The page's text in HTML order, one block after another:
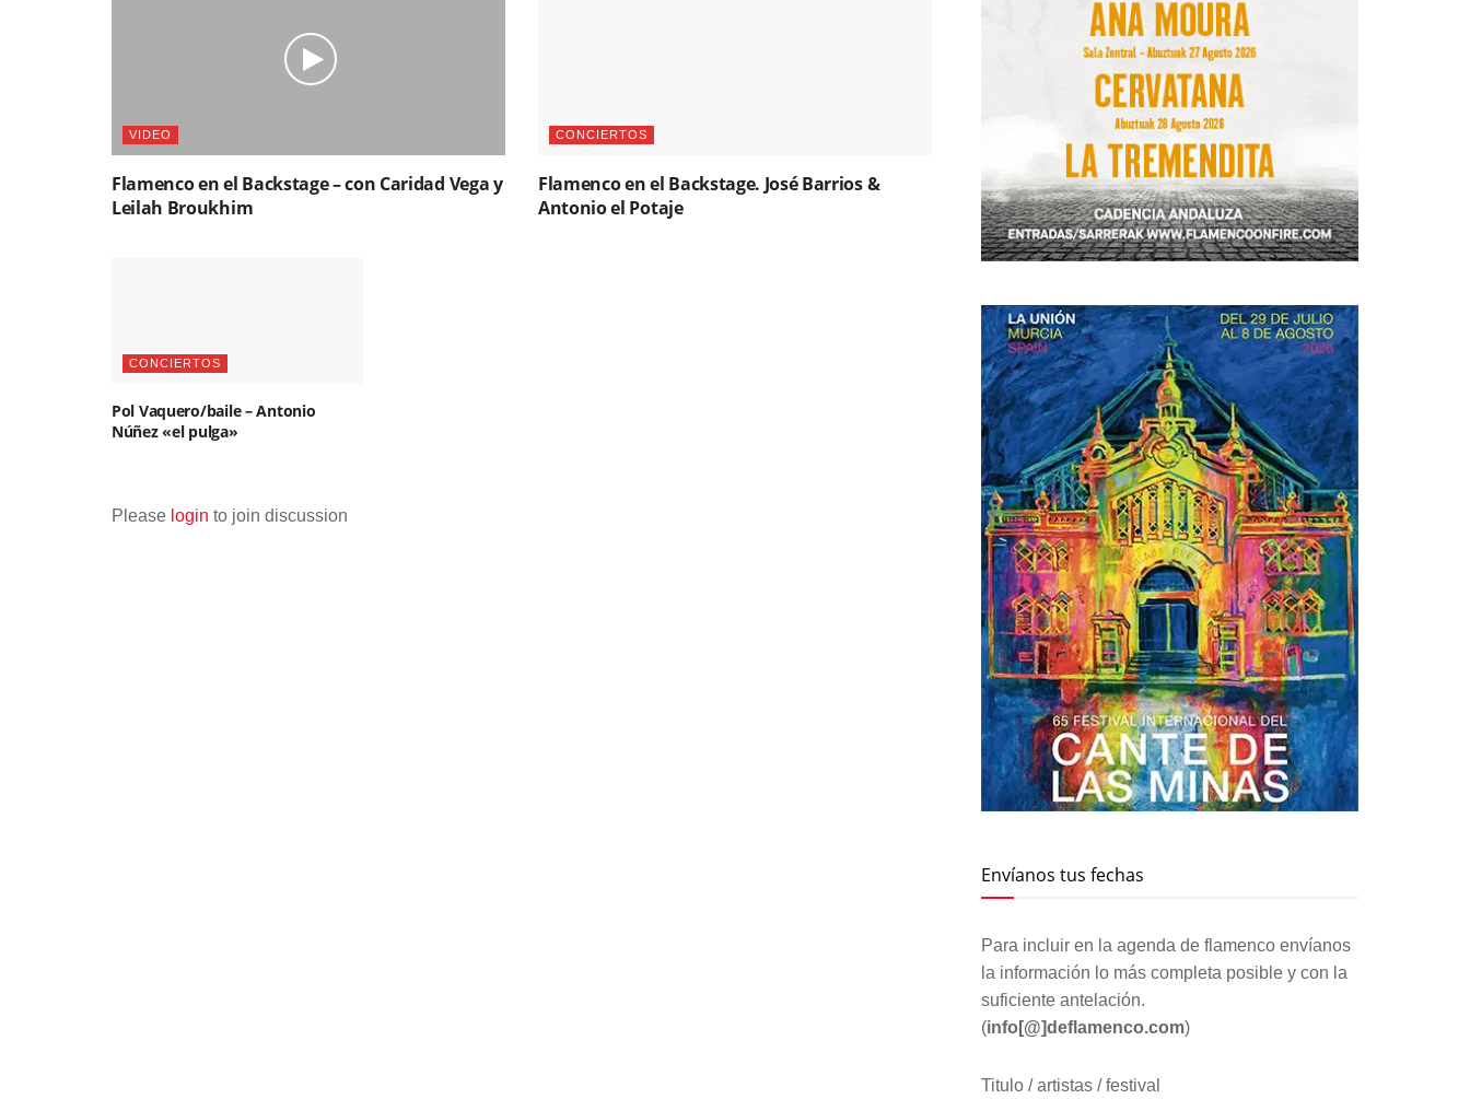
VIDEO
Flamenco en el Backstage – con Caridad Vega y
Leilah Broukhim
CONCIERTOS
Flamenco en el Backstage. José Barrios &
Antonio el Potaje
CONCIERTOS
Pol Vaquero/baile – Antonio
Núñez «el pulga»
Please login to join discussion
Envíanos tus fechas
Para incluir en la agenda de flamenco envíanos
la información lo más completa posible y con la
suficiente antelación.
(info[@]deflamenco.com)
Titulo / artistas / festival